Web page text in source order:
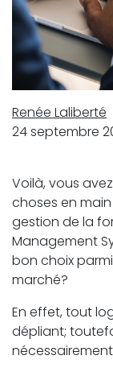
Renée Laliberté
24 septembre
Voilà, vous
choses en
gestion de la
Management
bon choix
marché?
En effet, tout
dépliant;